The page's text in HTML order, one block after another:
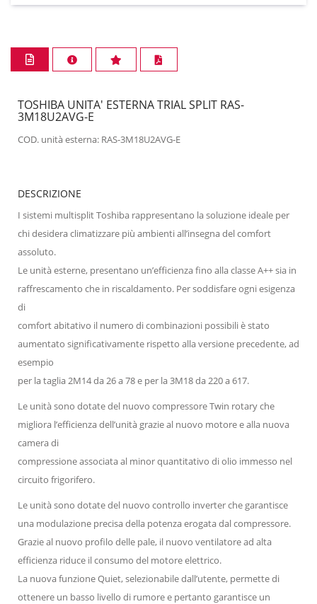
TOSHIBA UNITA' ESTERNA TRIAL SPLIT RAS-
3M18U2AVG-E
COD. unità esterna: RAS-3M18U2AVG-E
DESCRIZIONE
I sistemi multisplit Toshiba rappresentano la soluzione ideale per
chi desidera climatizzare più ambienti all’insegna del comfort
assoluto.
Le unità esterne, presentano un’efficienza fino alla classe A++ sia in
raffrescamento che in riscaldamento. Per soddisfare ogni esigenza
di
comfort abitativo il numero di combinazioni possibili è stato
aumentato significativamente rispetto alla versione precedente, ad
esempio
per la taglia 2M14 da 26 a 78 e per la 3M18 da 220 a 617.
Le unità sono dotate del nuovo compressore Twin rotary che
migliora l’efficienza dell’unità grazie al nuovo motore e alla nuova
camera di
compressione associata al minor quantitativo di olio immesso nel
circuito frigorifero.
Le unità sono dotate del nuovo controllo inverter che garantisce
una modulazione precisa della potenza erogata dal compressore.
Grazie al nuovo profilo delle pale, il nuovo ventilatore ad alta
efficienza riduce il consumo del motore elettrico.
La nuova funzione Quiet, selezionabile dall’utente, permette di
ottenere un basso livello di rumore e pertanto garantisce un